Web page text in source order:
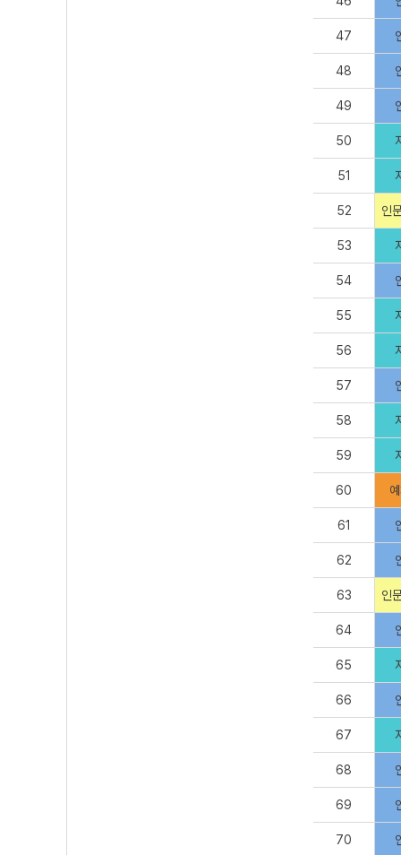
47
48
49
50
51
52 인
53
54
55
56
57
58
59
60
61
62
63 인
64
65
66
67
68
69
70